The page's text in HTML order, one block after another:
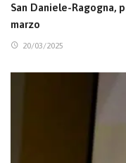
San Daniele-Ragogna,
marzo
20/03/2025